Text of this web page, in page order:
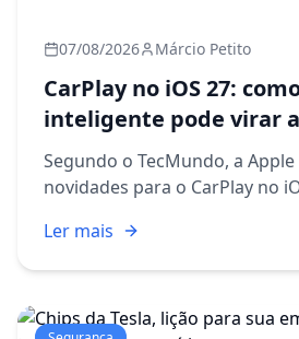
07/08/2026 Márcio Petito
CarPlay no iOS 27:
inteligente pode virar
produtividade
Segundo o TecMundo, a
novidades para o CarPlay no
e personalizáveis. A notícia
primeira vista, al...
Ler mais